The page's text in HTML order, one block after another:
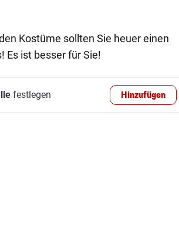
Kostüme sollten Sie heuer einen
Es ist besser für Sie!
festlegen Hinzufügen